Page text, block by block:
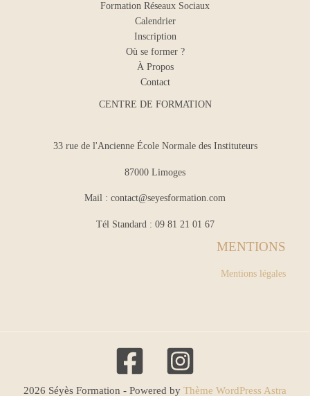
Formation Réseaux Sociaux
Calendrier
Inscription
Où se former ?
À Propos
Contact
CENTRE DE FORMATION
33 rue de l'Ancienne École Normale des Instituteurs
87000 Limoges
Mail : contact@seyesformation.com
Tél Standard : 09 81 21 01 67
MENTIONS
Mentions légales
2026 Séyès Formation - Powered by Thème WordPress Astra